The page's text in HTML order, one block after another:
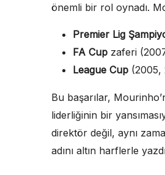
önemli bir rol oynadı.
Premier Lig
FA Cup zaferi
League Cup (2005,
Bu başarılar,
liderliğinin bir
direktör değil, aynı
adını altın harflerle